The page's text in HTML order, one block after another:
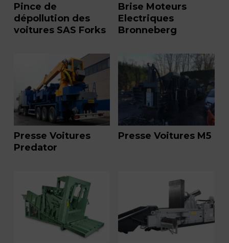
Pince de
dépollution des
voitures SAS Forks
Brise Moteurs
Electriques
Bronneberg
Presse Voitures
Predator
Presse Voitures M5